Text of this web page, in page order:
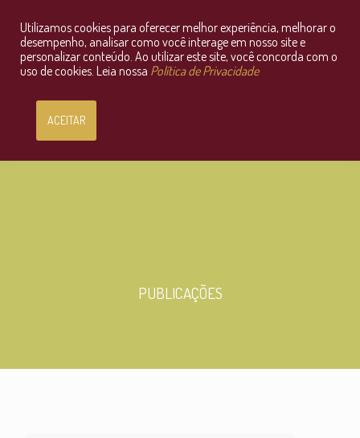
Consultoria Jurídica OnLine
PUBLICAÇÕES
Utilizamos cookies para oferecer melhor experiência, melhorar o
desempenho, analisar como você interage em nosso site e
personalizar conteúdo. Ao utilizar este site, você concorda com o
uso de cookies. Leia nossa Política de Privacidade
ACEITAR